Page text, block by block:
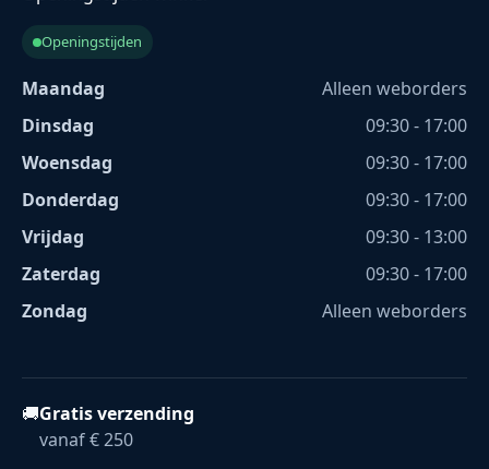
Openingstijden
Maandag
Alleen weborders
Dinsdag
09:30 - 17:00
Woensdag
09:30 - 17:00
Donderdag
09:30 - 17:00
Vrijdag
09:30 - 13:00
Zaterdag
09:30 - 17:00
Zondag
Alleen weborders
🚚Gratis verzending
vanaf € 250